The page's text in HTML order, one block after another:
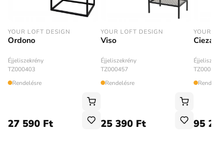
YOUR LOFT DESIGN
Ordono
Éjjeliszekrény
TZ000403
Rendelésre
27 590 Ft
YOUR LOFT DESIGN
Viso
Éjjeliszekrény
TZ000457
Rendelésre
25 390 Ft
YOUR
Cieza
95